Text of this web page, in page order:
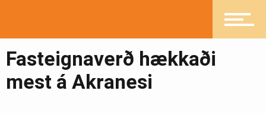
Greinasafn
Ljósmyndasafn
Fasteignaverð hækkaði
mest á Akranesi